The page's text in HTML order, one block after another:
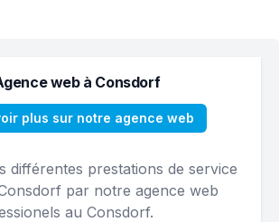
web à Consdorf
plus sur notre agence web
différentes prestations de service
par notre agence web
au Consdorf.